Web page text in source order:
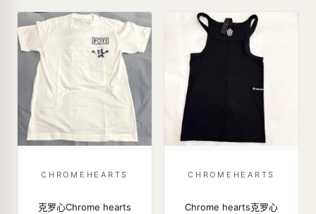
CHROMEHEARTS
克罗心Chrome hearts
CHROMEHEARTS
Chrome hearts克罗心